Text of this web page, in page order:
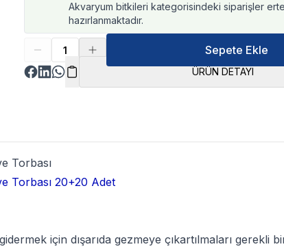
Akvaryum bitkileri kategorisindeki siparişler
hazırlanmaktadır.
Sepete Ekle
ÜRÜN DETAYI
Torbası
Torbası 20+20 Adet
için dışarıda gezmeye çıkartılmaları gerekli